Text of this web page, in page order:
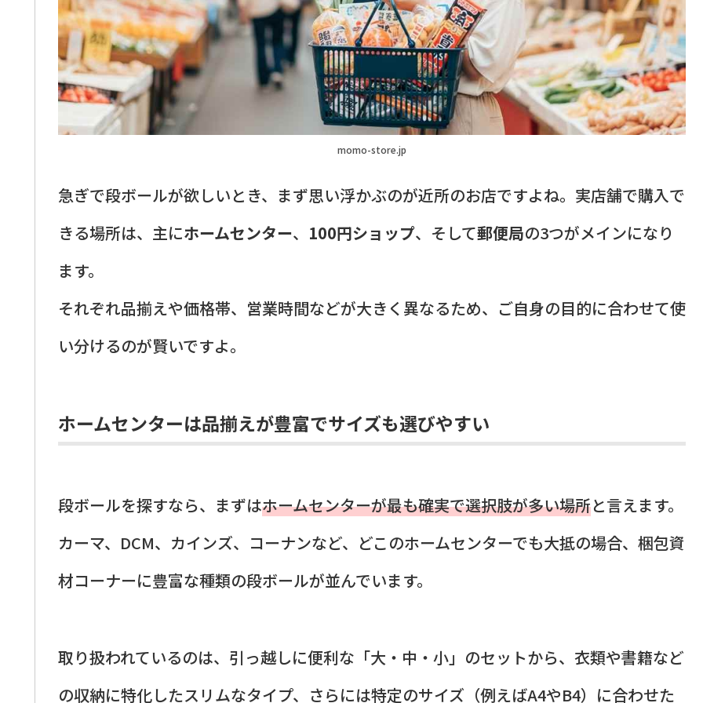
momo-store.jp
急ぎで段ボールが欲しいとき、まず思い浮かぶのが近所のお店ですよね。実店舗で購入で
きる場所は、主にホームセンター、 100円ショップ、そして郵便局の3つがメインになり
ます。
それぞれ品揃えや価格帯、営業時間などが大きく異なるため、ご自身の目的に合わせて使
い分けるのが賢いですよ。
ホームセンターは品揃えが豊富でサイズも選びやすい
段ボールを探すなら、まずはホームセンターが最も確実で選択肢が多い場所と言えます。
カーマ、DCM、カインズ、コーナンなど、どこのホームセンターでも大抵の場合、梱包資
材コーナーに豊富な種類の段ボールが並んでいます。
取り扱われているのは、引っ越しに便利な「大・中・小」のセットから、衣類や書籍など
の収納に特化したスリムなタイプ、さらには特定のサイズ（例えばA4やB4）に合わせた